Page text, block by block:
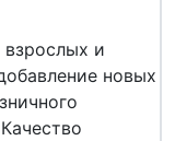
и
новых